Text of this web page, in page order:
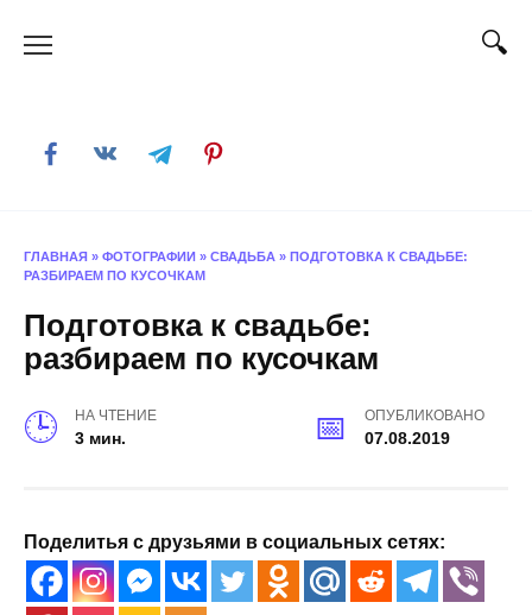
ГЛАВНАЯ » ФОТОГРАФИИ » СВАДЬБА » ПОДГОТОВКА К СВАДЬБЕ:
РАЗБИРАЕМ ПО КУСОЧКАМ
Подготовка к свадьбе:
разбираем по кусочкам
НА ЧТЕНИЕ
3 мин.
ОПУБЛИКОВАНО
07.08.2019
Поделитья с друзьями в социальных сетях: